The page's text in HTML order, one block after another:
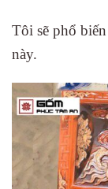
Tôi sẽ phổ
này.